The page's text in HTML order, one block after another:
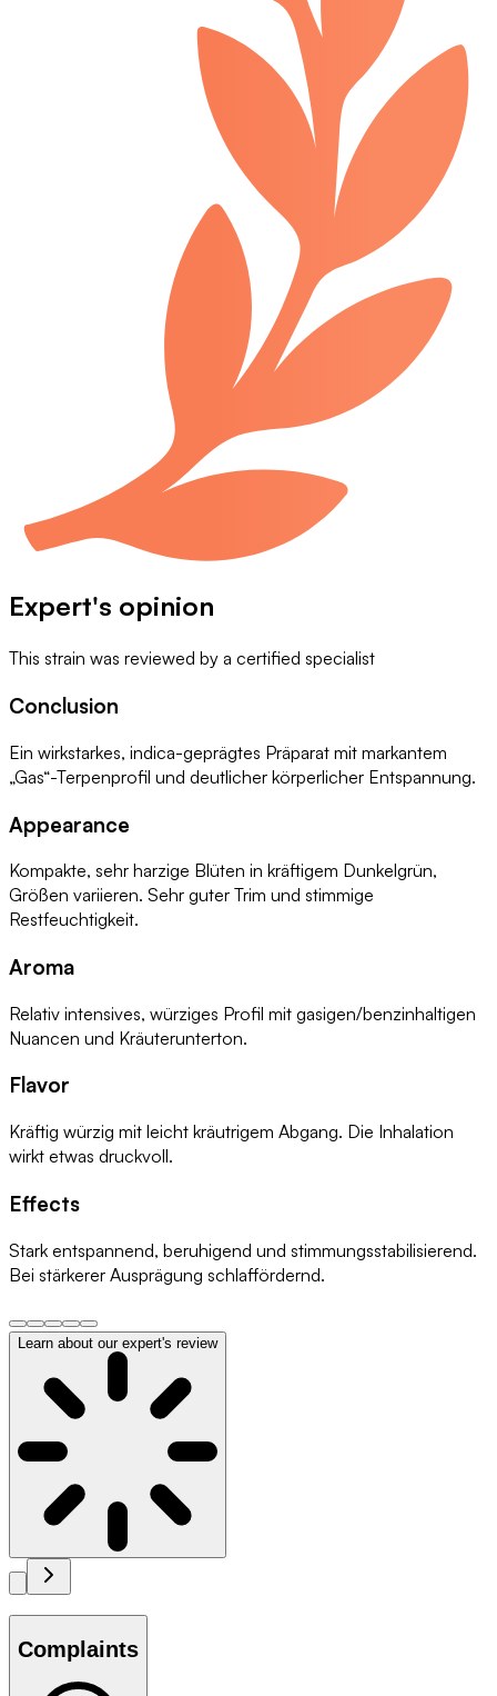
Expert's opinion
This strain was reviewed by a certified specialist
Conclusion
Ein wirkstarkes, indica-geprägtes Präparat mit markantem
„Gas“-Terpenprofil und deutlicher körperlicher Entspannung.
Appearance
Kompakte, sehr harzige Blüten in kräftigem Dunkelgrün,
Größen variieren. Sehr guter Trim und stimmige
Restfeuchtigkeit.
Aroma
Relativ intensives, würziges Profil mit gasigen/benzinhaltigen
Nuancen und Kräuterunterton.
Flavor
Kräftig würzig mit leicht kräutrigem Abgang. Die Inhalation
wirkt etwas druckvoll.
Effects
Stark entspannend, beruhigend und stimmungsstabilisierend.
Bei stärkerer Ausprägung schlaffördernd.
Learn about our expert's review
Complaints